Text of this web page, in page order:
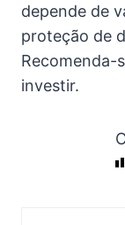
depende de
proteção de
Recomenda-
investir.